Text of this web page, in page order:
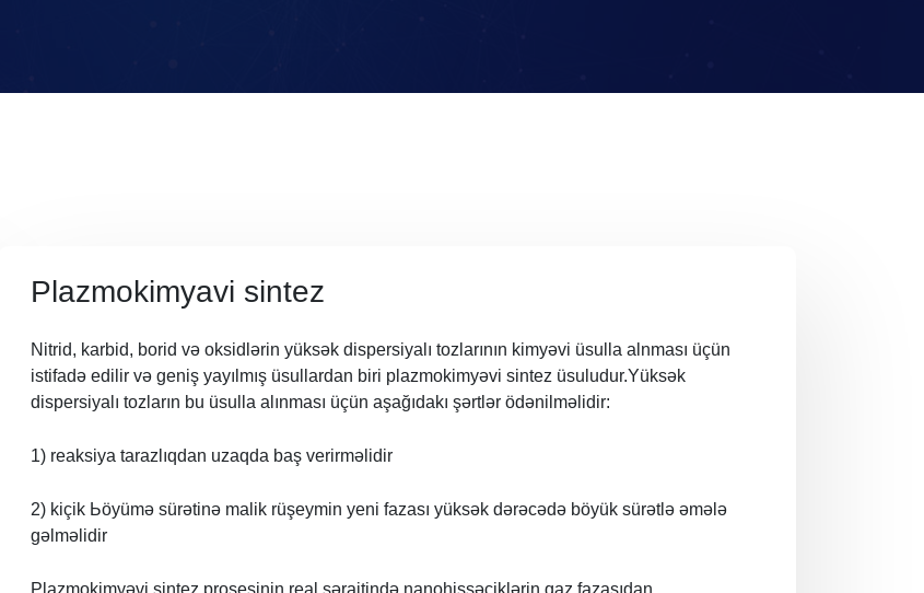
Plazmokimyavi sintez
Nitrid, karbid, borid və oksidlərin уüksək dispersiyalı tozlarının kimyəvi üsulla alnması üçün
istifadə edilir və geniş уауılmış üsullardan biri plazmokimyəvi sintez üsuludur.Yüksək
dispersiyalı tozların bu üsulla alınması üçün aşağıdakı şərtlər ödənilməlidir:
1) reaksiya tarazlıqdan uzaqda baş verirməlidir
2) kiçik Ьöyümə sürətinə malik rüşeymin yeni fazası yüksək dərəсədə böyük sürətlə əmələ
gəlməlidir
Plazmokimyəvi sintez prosesinin rеаl şəraitində nanohissəciklərin qaz fazasıdan